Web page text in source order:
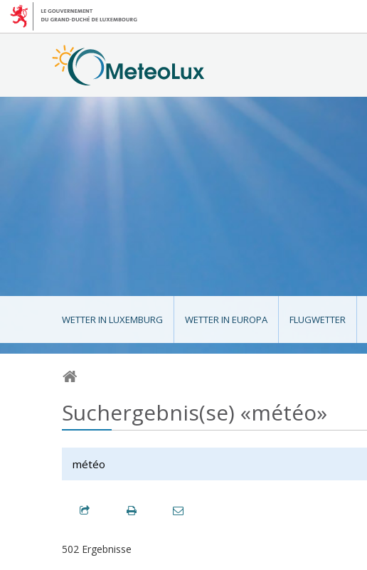
WETTER IN LUXEMBURG WETTER IN EUROPA FLUGWETTER
Suchergebnis(se) «météo»
502 Ergebnisse